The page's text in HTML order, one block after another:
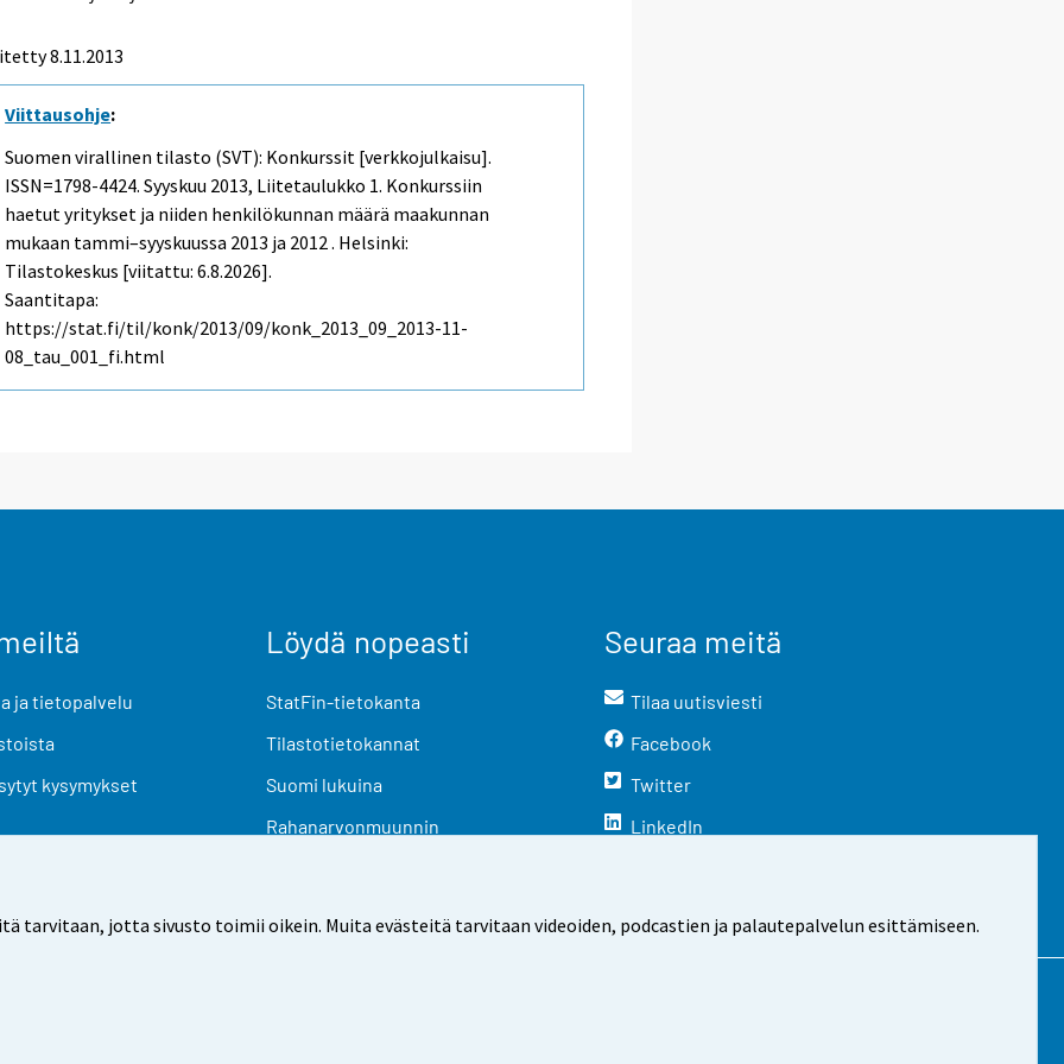
tarvitaan, jotta sivusto toimii oikein. Muita evästeitä tarvitaan videoiden, podcastien ja palautepalvelun esittämiseen.
8.11.2013
Viittausohje:
Suomen virallinen tilasto (SVT): Konkurssit [verkkojulkaisu].
ISSN=1798-4424.Syyskuu 2013, Liitetaulukko 1. Konkurssiin
haetut yritykset ja niiden henkilökunnan määrä maakunnan
mukaan tammi–syyskuussa 2013 ja 2012 . Helsinki:
Tilastokeskus [viitattu: 6.8.2026].
Saantitapa:
https://stat.fi/til/konk/2013/09/konk_2013_09_2013-11-
08_tau_001_fi.html
ja tietopalvelu
kysymykset
Löydä nopeasti
StatFin-tietokanta
Tilastotietokannat
Suomi lukuina
Rahanarvonmuunnin
Seuraa meitä
Tilaa uutisviesti
Facebook
Twitter
LinkedIn